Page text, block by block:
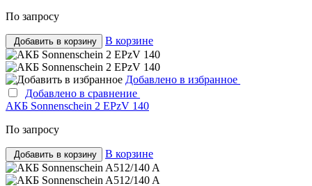
По запросу
Добавить в корзину В корзине
Добавлено в избранное
Добавлено в сравнение
АКБ Sonnenschein 2 EPzV 140
По запросу
Добавить в корзину В корзине